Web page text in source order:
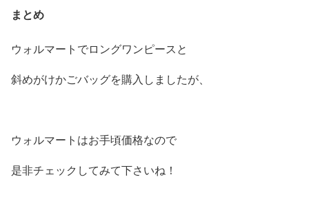
まとめ
ウォルマートでロングワンピースと
斜めがけかごバッグを購入しましたが、
ウォルマートはお手頃価格なので
是非チェックしてみて下さいね！